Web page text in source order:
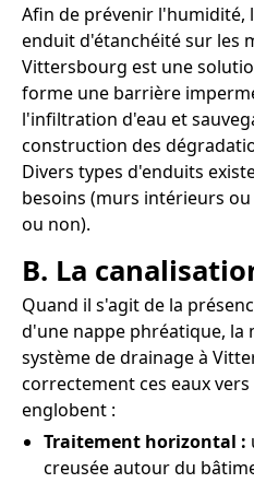
Afin de prévenir l'humidité,
enduit d'étanchéité sur les
Vittersbourg est une
forme une barrière
l'infiltration d'eau et
construction des
Divers types d'enduits
besoins (murs intérieurs
ou non).
B. La
Quand il s'agit de la
d'une nappe phréatique, la
système de drainage à
correctement ces eaux
englobent :
Traitement horizontal :
creusée autour du